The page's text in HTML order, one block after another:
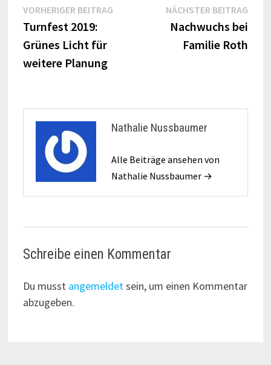
Beitragsnavigation
VORHERIGER BEITRAGVorheriger
Turnfest 2019:
Grünes Licht für
weitere Planung
NÄCHSTER BEITRAG
Nachwuchs bei
Familie Roth
Nathalie Nussbaumer
Alle Beiträge ansehen von
Nathalie Nussbaumer →
Schreibe einen Kommentar
Du musst angemeldetsein, um einen Kommentar
abzugeben.